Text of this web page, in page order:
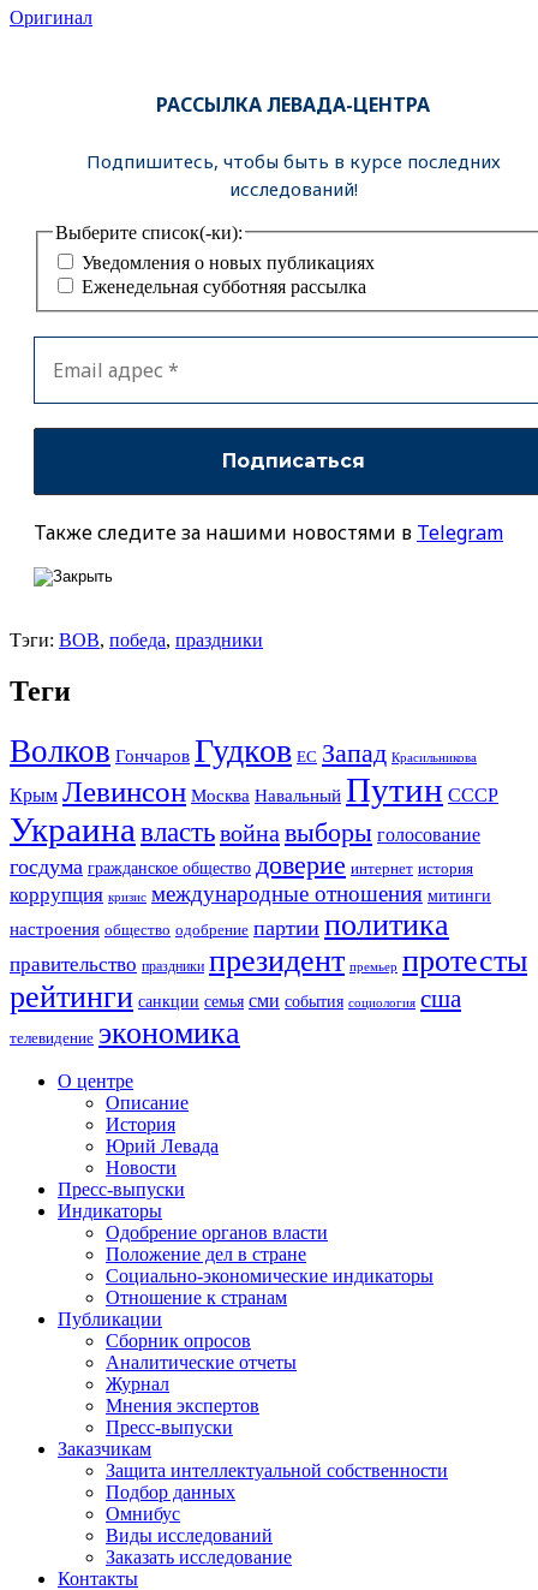
Оригинал
РАССЫЛКА ЛЕВАДА-ЦЕНТРА
Подпишитесь, чтобы быть в курсе последних
исследований!
Выберите список(-ки):
Уведомления о новых публикациях
Еженедельная субботняя рассылка
Также следите за нашими новостями в Telegram
Тэги: ВОВ, победа, праздники
Теги
Волков Гончаров Гудков ЕС Запад Красильникова
Крым Левинсон Москва Навальный Путин СССР
Украина властьвойна выборы голосование
госдума гражданское общество доверие интернет история
коррупция кризис международные отношения митинги
настроения общество одобрение партии политика
правительство праздники президент премьер протесты
рейтинги санкции семья сми события социология сша
телевидение экономика
О центре
Описание
История
Юрий Левада
Новости
Пресс-выпуски
Индикаторы
Одобрение органов власти
Положение дел в стране
Социально-экономические индикаторы
Отношение к странам
Публикации
Сборник опросов
Аналитические отчеты
Журнал
Мнения экспертов
Пресс-выпуски
Заказчикам
Защита интеллектуальной собственности
Подбор данных
Омнибус
Виды исследований
Заказать исследование
Контакты